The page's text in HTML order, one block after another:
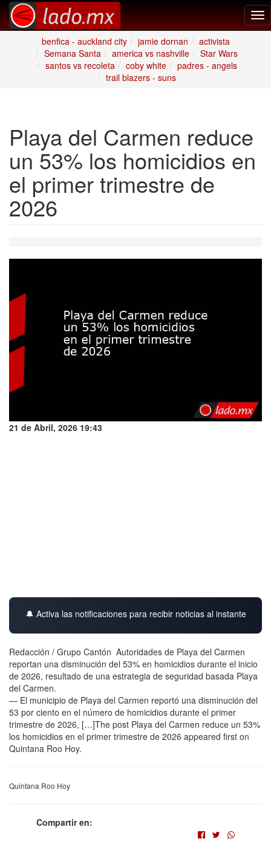
benfica - auckland city
jamie dornan
activista
Semana Santa
america vs nashville
Star Wars
santos vs recoleta
coby white
padres - angels
trail blazers - suns
Playa del Carmen reduce
un 53% los homicidios en
el primer trimestre de
2026
21 de Abril, 2026 19:43
🔔 Activa las notificaciones para recibir noticias al instante
Redacción / Grupo Cantón Autoridades de Playa del Carmen
reportan una disminución del 53% en homicidios durante el inicio
de 2026, resultado de una estrategia de seguridad basada Playa
del Carmen.
— El municipio de Playa del Carmen reportó una disminución del
53 por ciento en el número de homicidios durante el primer
trimestre de 2026, […]The post Playa del Carmen reduce un 53%
los homicidios en el primer trimestre de 2026 appeared first on
Quintana Roo Hoy.
Quintana Roo Hoy
Compartir en: